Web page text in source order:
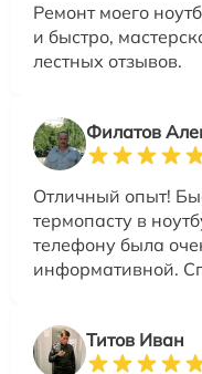
Ремонт моего
и быстро,
лестных отзывов.
Филатов
Отличный опыт!
термопасту в
телефону была
информативной.
Титов Иван